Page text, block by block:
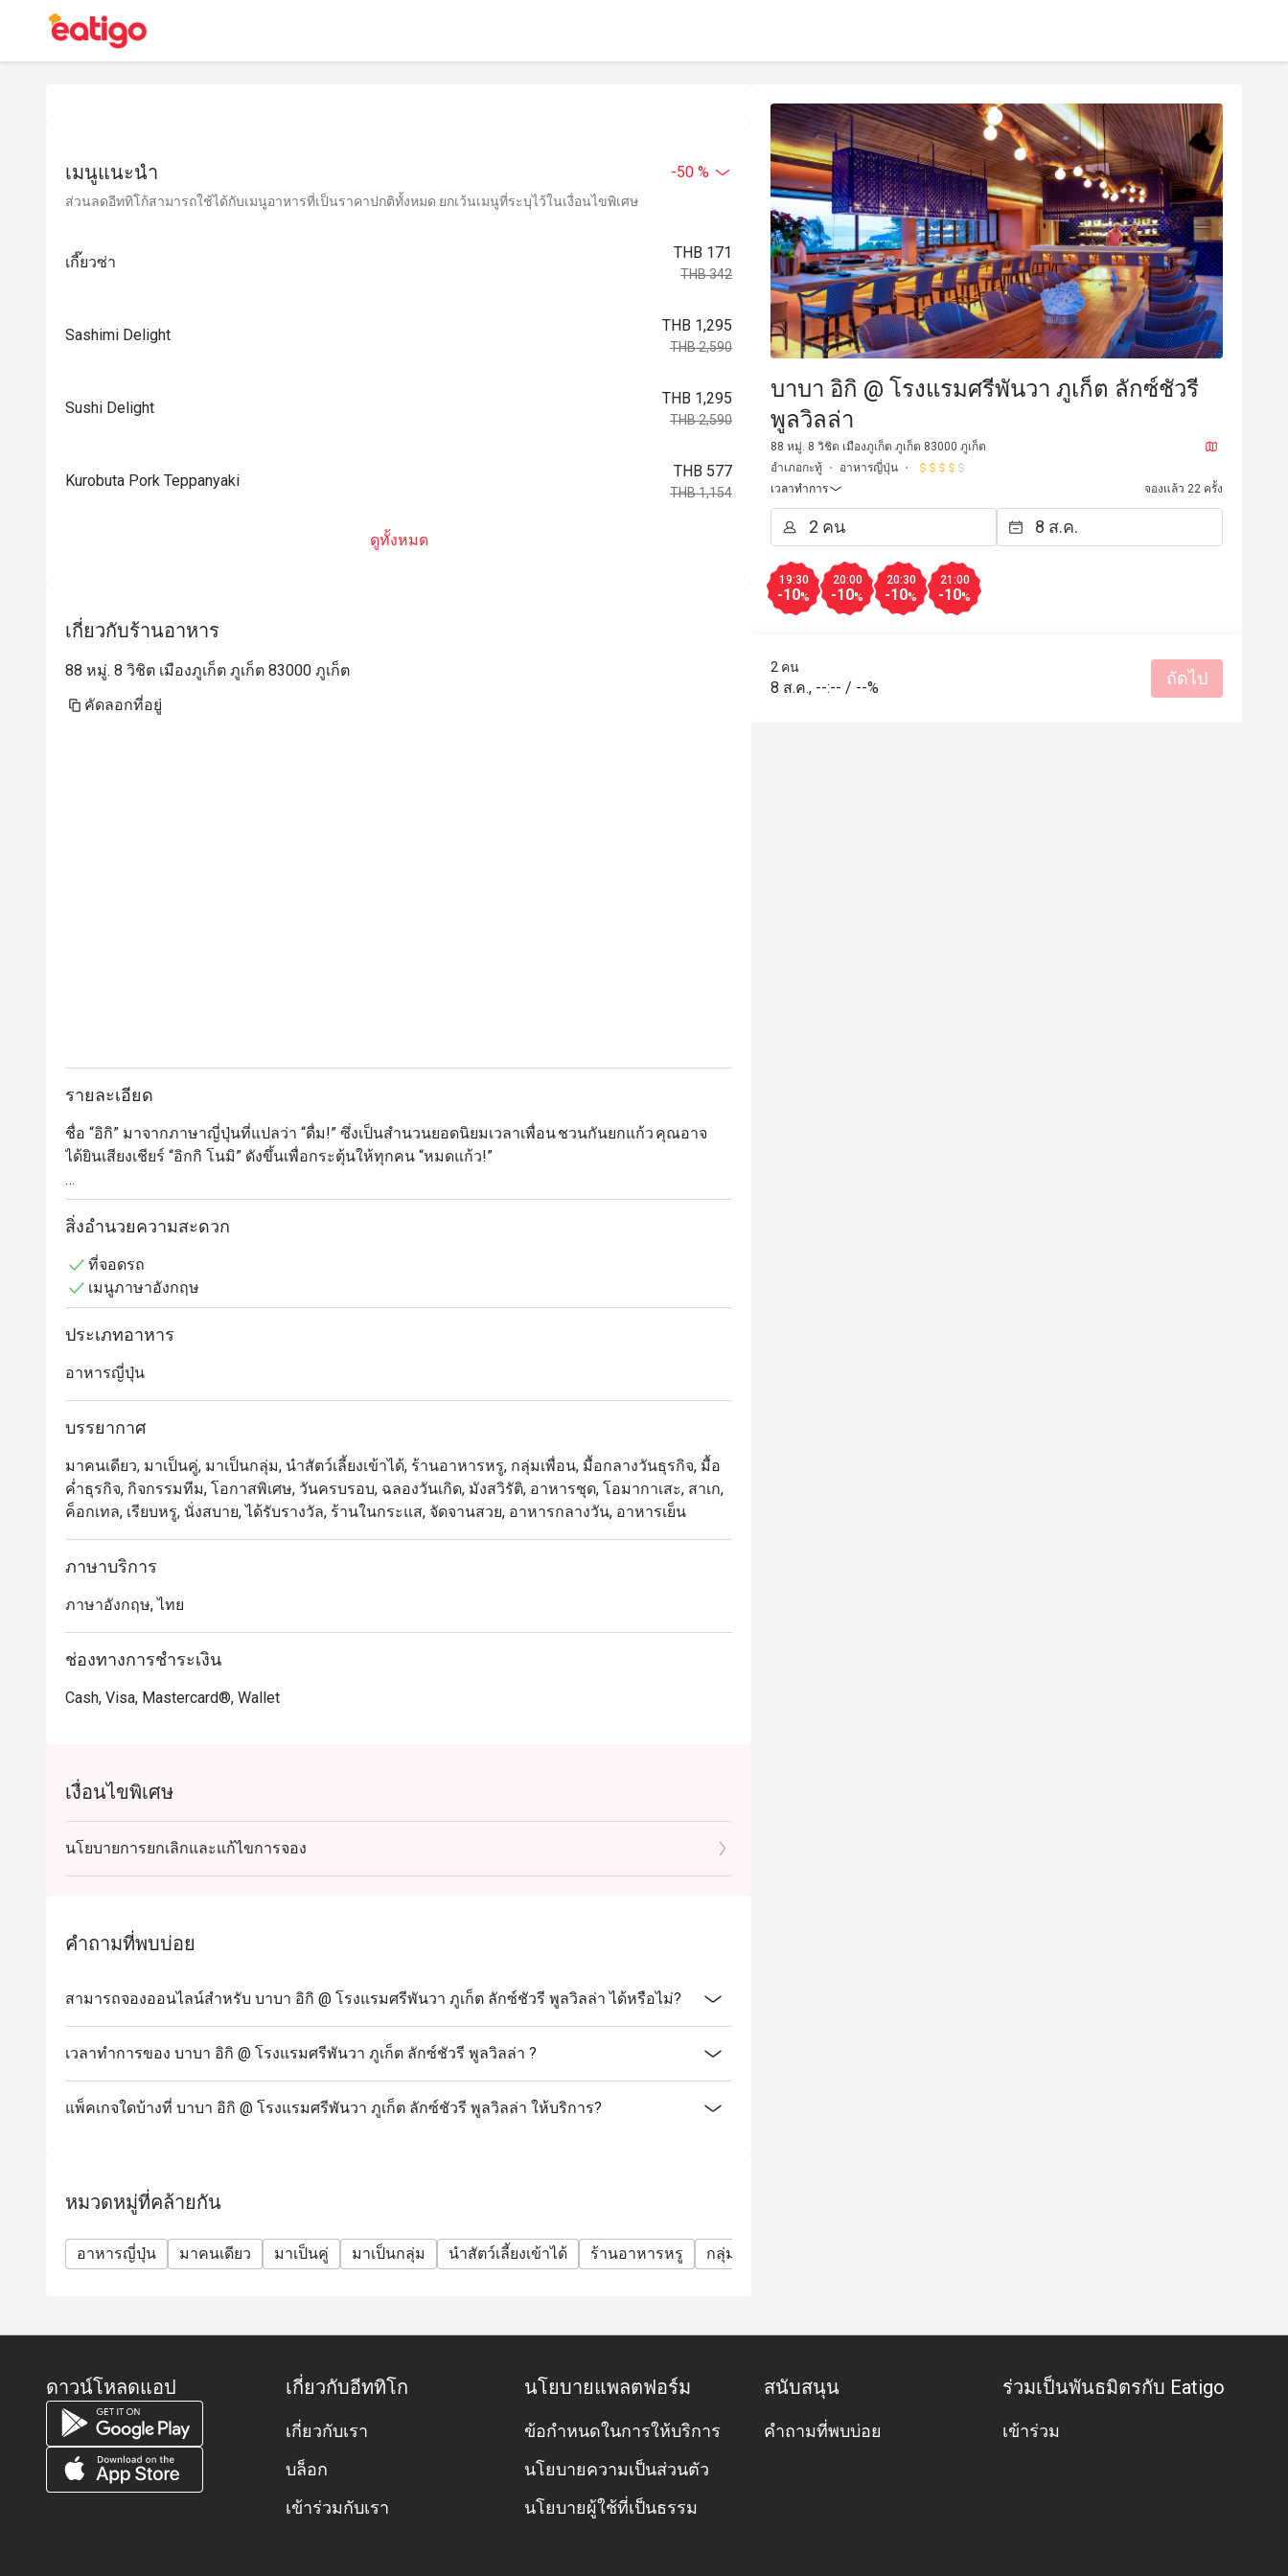
เมนูแนะนำ -50 %
ส่วนลดอีททิโก้สามารถใช้ได้กับเมนูอาหารที่เป็นราคาปกติทั้งหมด ยกเว้นเมนูที่ระบุไว้ในเงื่อนไขพิเศษ
เกี๊ยวซ่า
THB 171
THB 342
Sashimi Delight
THB 1,295
THB 2,590
Sushi Delight
THB 1,295
THB 2,590
Kurobuta Pork Teppanyaki
THB 577
THB 1,154
ดูทั้งหมด
เกี่ยวกับร้านอาหาร
88 หมู่. 8 วิชิต เมืองภูเก็ต ภูเก็ต 83000 ภูเก็ต
คัดลอกที่อยู่
รายละเอียด
ชื่อ “อิกิ” มาจากภาษาญี่ปุ่นที่แปลว่า “ดื่ม!” ซึ่งเป็นสำนวนยอดนิยมเวลาเพื่อน ชวนกันยกแก้ว คุณอาจ
ได้ยินเสียงเชียร์ “อิกกิ โนมิ” ดังขึ้นเพื่อกระตุ้นให้ทุกคน “หมดแก้ว!”
ขอให้คุณสนุกกับเมนูญี่ปุ่นหลากหลายของเรา ดื่มด่ำไปกับบรรยากาศอันแสนอบอุ่น เก็บเกี่ยวความทรง
จำกับผองเพื่อน และอิ่มเอมกับอาหารญี่ปุ่นสดใหม่ที่ปรุงอย่างพิถีพิถันทุกจาน
สิ่งอำนวยความสะดวก
ที่จอดรถ
เมนูภาษาอังกฤษ
ประเภทอาหาร
อาหารญี่ปุ่น
บรรยากาศ
มาคนเดียว, มาเป็นคู่, มาเป็นกลุ่ม, นำสัตว์เลี้ยงเข้าได้, ร้านอาหารหรู, กลุ่มเพื่อน, มื้อกลางวันธุรกิจ, มื้อ
ค่ำธุรกิจ, กิจกรรมทีม, โอกาสพิเศษ, วันครบรอบ, ฉลองวันเกิด, มังสวิรัติ, อาหารชุด, โอมากาเสะ, สาเก,
ค็อกเทล, เรียบหรู, นั่งสบาย, ได้รับรางวัล, ร้านในกระแส, จัดจานสวย, อาหารกลางวัน, อาหารเย็น
ภาษาบริการ
ภาษาอังกฤษ, ไทย
ช่องทางการชำระเงิน
Cash, Visa, Mastercard®, Wallet
เงื่อนไขพิเศษ
นโยบายการยกเลิกและแก้ไขการจอง
คำถามที่พบบ่อย
สามารถจองออนไลน์สำหรับ บาบา อิกิ @ โรงแรมศรีพันวา ภูเก็ต ลักซ์ชัวรี พูลวิลล่า ได้หรือไม่?
เวลาทำการของ บาบา อิกิ @ โรงแรมศรีพันวา ภูเก็ต ลักซ์ชัวรี พูลวิลล่า ?
แพ็คเกจใดบ้างที่ บาบา อิกิ @ โรงแรมศรีพันวา ภูเก็ต ลักซ์ชัวรี พูลวิลล่า ให้บริการ?
หมวดหมู่ที่คล้ายกัน
อาหารญี่ปุ่น มาคนเดียว มาเป็นคู่ มาเป็นกลุ่ม นำสัตว์เลี้ยงเข้าได้ ร้านอาหารหรู กลุ่มเพื่อน
บาบา อิกิ @ โรงแรมศรีพันวา ภูเก็ต ลักซ์ชัวรี
พูลวิลล่า
88 หมู่. 8 วิชิต เมืองภูเก็ต ภูเก็ต 83000 ภูเก็ต
อำเภอกะทู้
อาหารญี่ปุ่น
เวลาทำการ
จองแล้ว 22 ครั้ง
19:30
-10%
20:00
-10%
20:30
-10%
21:00
-10%
2 คน
8 ส.ค., --:-- / --% ถัดไป
ดาวน์โหลดแอป เกี่ยวกับอีททิโก
เกี่ยวกับเรา
บล็อก
เข้าร่วมกับเรา
นโยบายแพลตฟอร์ม
ข้อกำหนดในการให้บริการ
นโยบายความเป็นส่วนตัว
นโยบายผู้ใช้ที่เป็นธรรม
สนับสนุน
คำถามที่พบบ่อย
ร่วมเป็นพันธมิตรกับ Eatigo
เข้าร่วม